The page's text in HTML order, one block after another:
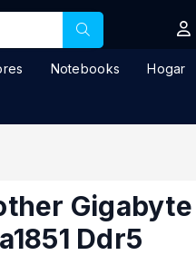
Notebooks Hogar
Ddr5